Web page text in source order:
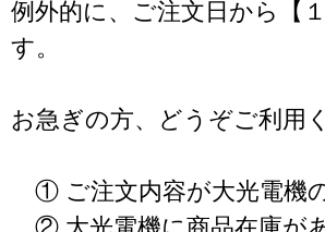
例外的に、ご注文日から【
す。
お急ぎの方、どうぞご利用
① ご注文内容が大光電機